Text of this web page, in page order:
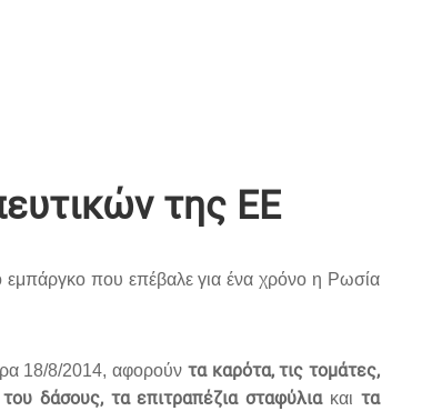
της ΕΕ
εμπάργκο που επέβαλε για ένα χρόνο η Ρωσία
18/8/2014, αφορούν τα καρότα, τις τομάτες,
δάσους, τα επιτραπέζια σταφύλια και τα